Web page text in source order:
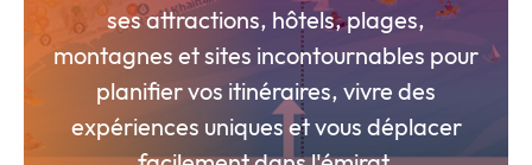
ses attractions, hôtels, plages,
montagnes et sites incontournables pour
planifier vos itinéraires, vivre des
expériences uniques et vous déplacer